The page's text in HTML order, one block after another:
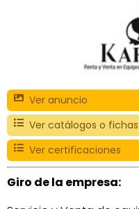
Ver anuncio
Ver catálogos o
Ver certificaciones
Giro de la empresa: